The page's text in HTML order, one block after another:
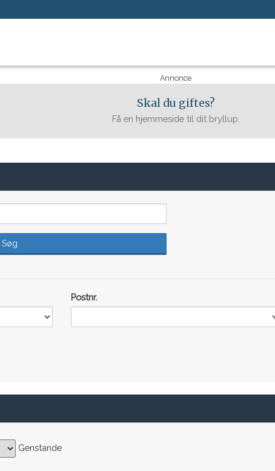
Annonce
Skal du giftes?
Få en hjemmeside til dit bryllup.
Søg
Postnr.
Genstande